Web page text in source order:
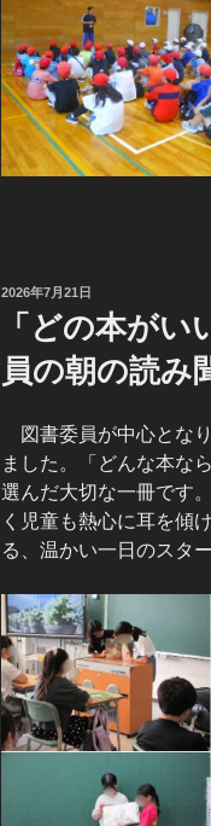
投
日:
2026年7月21日
「どの本が
員の朝の読み
図書委員が中心とな
ました。「どんな本な
選んだ大切な一冊です
く児童も熱心に耳を傾
る、温かい一日のスタ